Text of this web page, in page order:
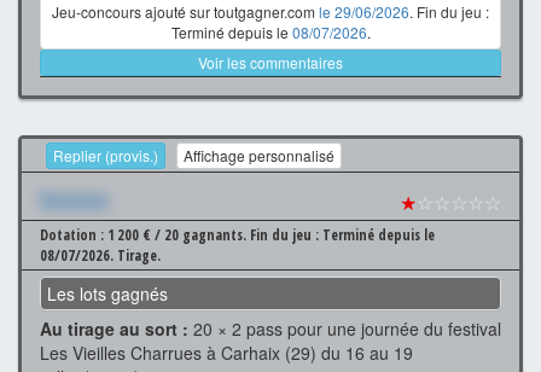
Jeu-concours ajouté sur toutgagner.com le 29/06/2026. Fin du jeu :
Terminé depuis le 08/07/2026.
Voir les commentaires
Replier (provis.) Affichage personnalisé
Xxxxxxx ★☆☆☆☆☆
Dotation : 1 200 € / 20 gagnants. Fin du jeu : Terminé depuis le
08/07/2026. Tirage.
Les lots gagnés
Au tirage au sort : 20 × 2 pass pour une journée du festival
Les Vieilles Charrues à Carhaix (29) du 16 au 19